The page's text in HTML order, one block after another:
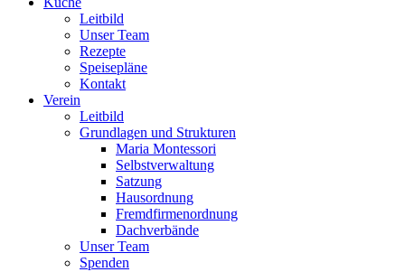
Leitbild
Unser Team
Rezepte
Speisepläne
Kontakt
Verein
Leitbild
Grundlagen und Strukturen
Maria Montessori
Selbstverwaltung
Satzung
Hausordnung
Fremdfirmenordnung
Dachverbände
Unser Team
Spenden